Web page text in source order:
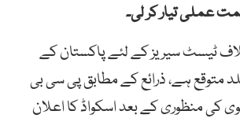
عملی تیار کر لی۔
ٹیسٹ سیریز کے لئے پاکستان کے
متوقع ہے، ذرائع کے مطابق پی سی بی
کی منظوری کے بعد اسکواڈ کا اعلان